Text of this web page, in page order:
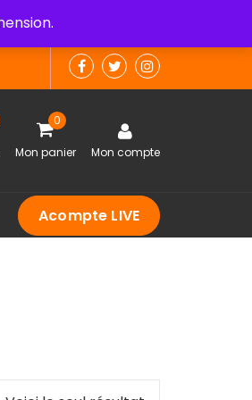
0
Mon panier Mon compte
Acompte LIVE